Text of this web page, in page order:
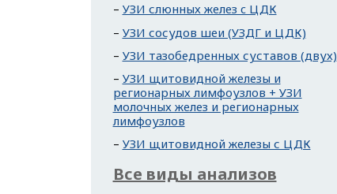
УЗИ слюнных желез c ЦДК
УЗИ сосудов шеи (УЗДГ и ЦДК)
УЗИ тазобедренных суставов (двух)
УЗИ щитовидной железы и
регионарных лимфоузлов + УЗИ
молочных желез и регионарных
лимфоузлов
УЗИ щитовидной железы с ЦДК
Все виды анализов